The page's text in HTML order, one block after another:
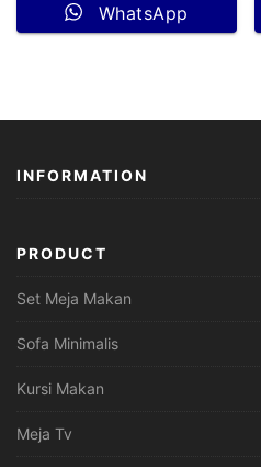
WhatsApp
INFORMATION
PRODUCT
Set Meja Makan
Sofa Minimalis
Kursi Makan
Meja Tv